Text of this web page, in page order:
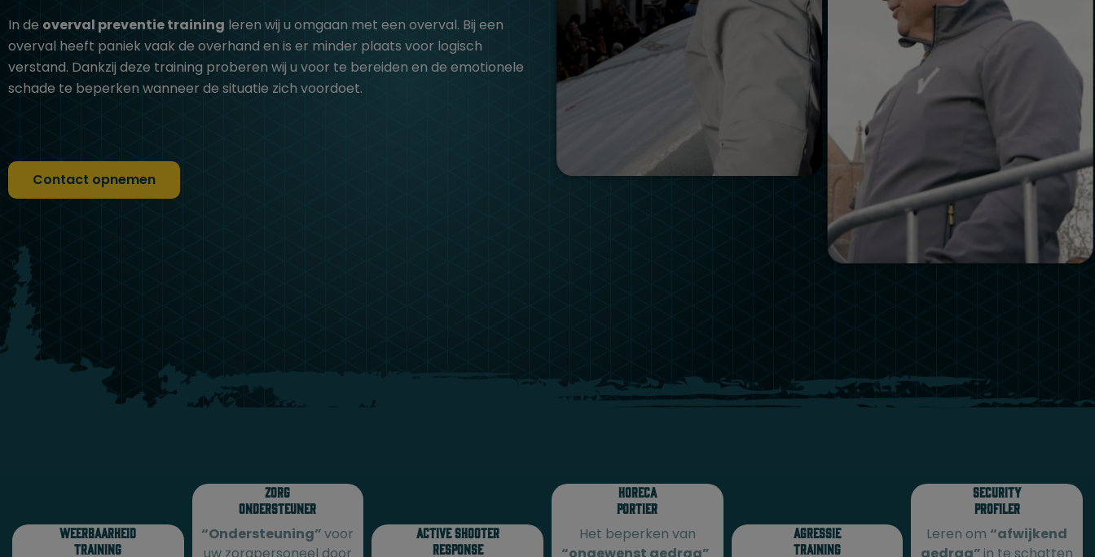
In de overval preventie training leren wij u omgaan met een overval. Bij een
overval heeft paniek vaak de overhand en is er minder plaats voor logisch
verstand. Dankzij deze training proberen wij u voor te bereiden en de emotionele
schade te beperken wanneer de situatie zich voordoet.
Contact opnemen
Weerbaarheid
Training
Zorg
Ondersteuner
“Ondersteuning”voor
uw zorgpersoneel door
Active shooter
response
Horeca
Portier
Het beperken van
“ongewenst gedrag”
Agressie
training
Security
Profiler
Leren om “afwijkend
gedrag” in te schatten